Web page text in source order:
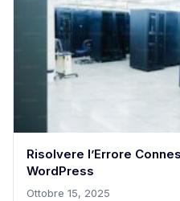
Risolvere l’Errore
WordPress
Ottobre 15, 2025